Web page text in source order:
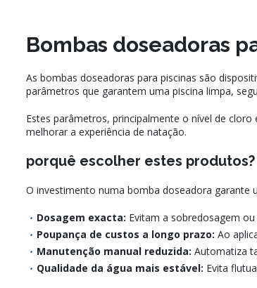
Bombas doseadoras
As bombas doseadoras para piscinas são
parâmetros que garantem uma piscina limpa,
Estes parâmetros, principalmente o nível de
melhorar a experiência de natação.
porquê escolher estes produtos?
O investimento numa bomba doseadora garante
Dosagem exacta: Evitam a sobredosagem
Poupança de custos a longo prazo: Ao
Manutenção manual reduzida: Automatiza
Qualidade da água mais estável: Evita